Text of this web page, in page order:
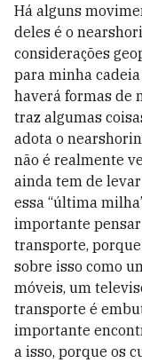
Há alguns
deles é o
considerações
para minha
haverá formas de
traz algumas
adota o
não é realmente
ainda tem de
essa “última
importante
transporte,
sobre isso como
móveis, um
transporte é
importante
a isso, porque os